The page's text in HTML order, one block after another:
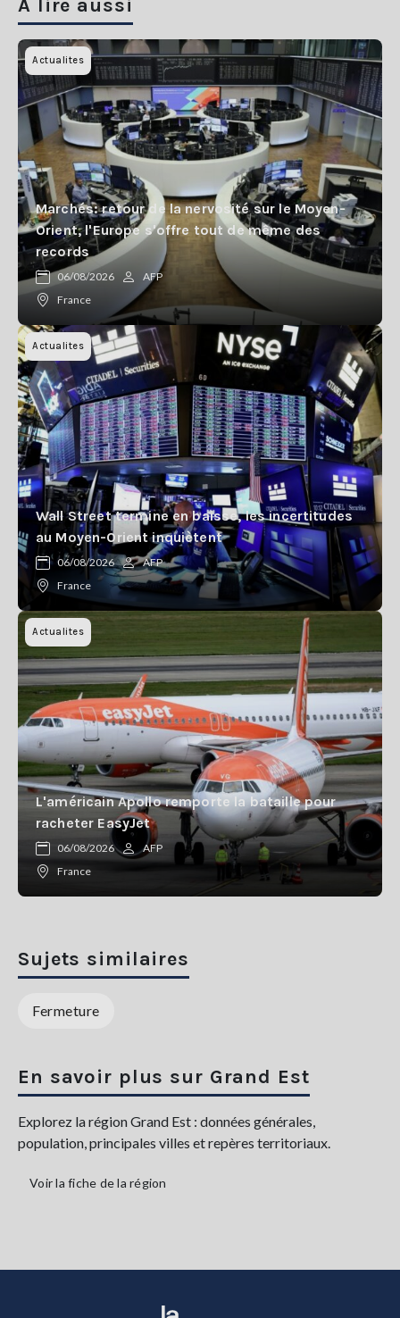
A lire aussi
Actualites
Marchés: retour de la nervosité sur le Moyen-
Orient, l'Europe s'offre tout de même des
records
06/08/2026
AFP
France
Actualites
Wall Street termine en baisse, les incertitudes
au Moyen-Orient inquiètent
06/08/2026
AFP
France
Actualites
L'américain Apollo remporte la bataille pour
racheter EasyJet
06/08/2026
AFP
France
Sujets similaires
Fermeture
En savoir plus sur Grand Est
Explorez la région Grand Est : données générales,
population, principales villes et repères territoriaux.
Voir la fiche de la région